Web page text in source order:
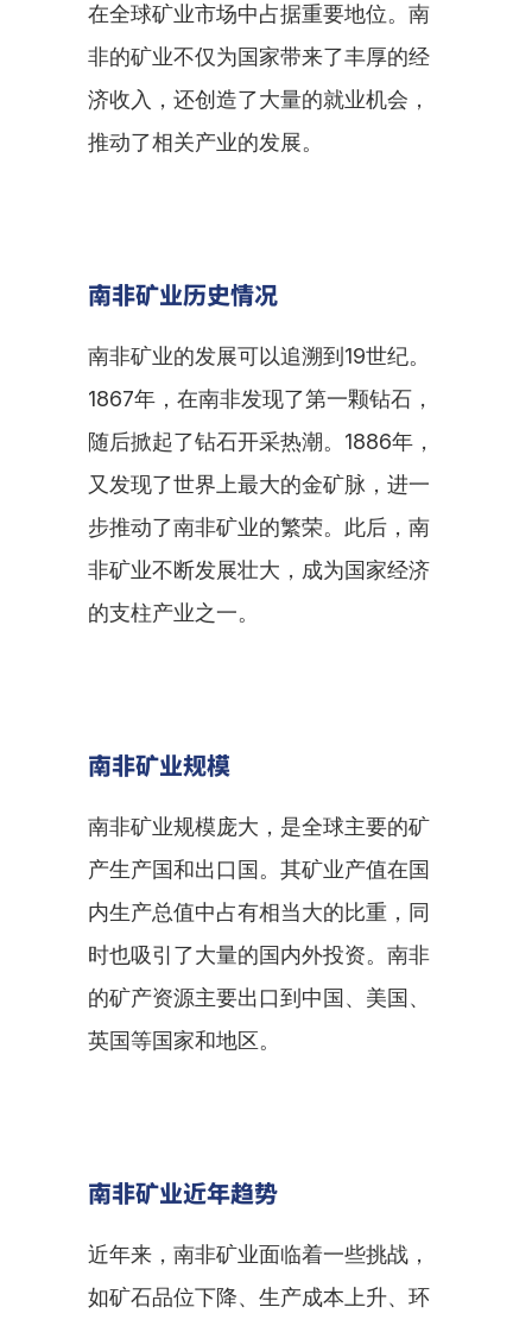
在全球矿业市场中占据重要地位。南
非的矿业不仅为国家带来了丰厚的经
济收入，还创造了大量的就业机会，
推动了相关产业的发展。
南非矿业历史情况
南非矿业的发展可以追溯到19世纪。
1867年，在南非发现了第一颗钻石，
随后掀起了钻石开采热潮。1886年，
又发现了世界上最大的金矿脉，进一
步推动了南非矿业的繁荣。此后，南
非矿业不断发展壮大，成为国家经济
的支柱产业之一。
南非矿业规模
南非矿业规模庞大，是全球主要的矿
产生产国和出口国。其矿业产值在国
内生产总值中占有相当大的比重，同
时也吸引了大量的国内外投资。南非
的矿产资源主要出口到中国、美国、
英国等国家和地区。
南非矿业近年趋势
近年来，南非矿业面临着一些挑战，
如矿石品位下降、生产成本上升、环